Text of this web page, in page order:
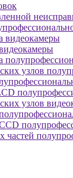
видеокамеры
узлов
узлов
частей